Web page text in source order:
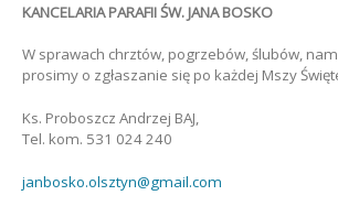
KANCELARIA PARAFII ŚW. JANA BOSKO
W sprawach chrztów, pogrzebów, ślubów,
prosimy o zgłaszanie się po każdej Mszy
Ks. Proboszcz Andrzej BAJ,
Tel. kom. 531 024 240
janbosko.olsztyn@gmail.com